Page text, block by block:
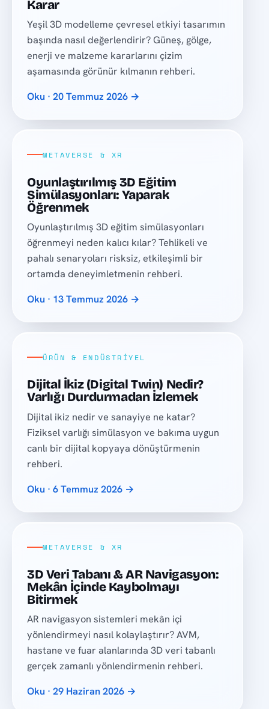
Karar
Yeşil 3D modelleme çevresel etkiyi tasarımın
başında nasıl değerlendirir? Güneş, gölge,
enerji ve malzeme kararlarını çizim
aşamasında görünür kılmanın rehberi.
Oku · 20 Temmuz 2026 →
METAVERSE & XR
Oyunlaştırılmış 3D Eğitim
Simülasyonları: Yaparak
Öğrenmek
Oyunlaştırılmış 3D eğitim simülasyonları
öğrenmeyi neden kalıcı kılar? Tehlikeli ve
pahalı senaryoları risksiz, etkileşimli bir
ortamda deneyimletmenin rehberi.
Oku · 13 Temmuz 2026 →
ÜRÜN & ENDÜSTRIYEL
Dijital İkiz (Digital Twin) Nedir?
Varlığı Durdurmadan İzlemek
Dijital ikiz nedir ve sanayiye ne katar?
Fiziksel varlığı simülasyon ve bakıma uygun
canlı bir dijital kopyaya dönüştürmenin
rehberi.
Oku · 6 Temmuz 2026 →
METAVERSE & XR
3D Veri Tabanı & AR Navigasyon:
Mekân İçinde Kaybolmayı
Bitirmek
AR navigasyon sistemleri mekân içi
yönlendirmeyi nasıl kolaylaştırır? AVM,
hastane ve fuar alanlarında 3D veri tabanlı
gerçek zamanlı yönlendirmenin rehberi.
Oku · 29 Haziran 2026 →